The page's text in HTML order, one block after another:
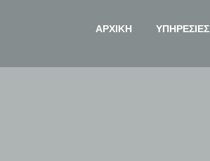
ΑΡΧΙΚΗ ΥΠΗΡΕΣΙΕΣ